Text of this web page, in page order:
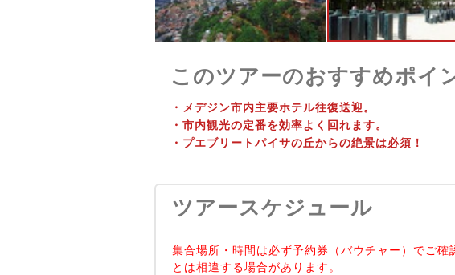
このツアーのおすすめポイ
・メデジン市内主要ホテル往復送迎。
・市内観光の定番を効率よく回れます。
・プエブリートパイサの丘からの絶景は必須！
ツアースケジュール
集合場所・時間は必ず予約券（バウチャー）でご
とは相違する場合があります。